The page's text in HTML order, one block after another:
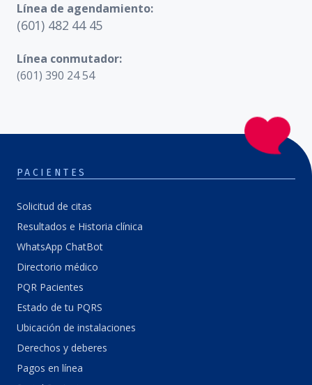
Línea de agendamiento:
(601) 482 44 45
Línea conmutador:
(601) 390 24 54
PACIENTES
Solicitud de citas
Resultados e Historia clínica
WhatsApp ChatBot
Directorio médico
PQR Pacientes
Estado de tu PQRS
Ubicación de instalaciones
Derechos y deberes
Pagos en línea